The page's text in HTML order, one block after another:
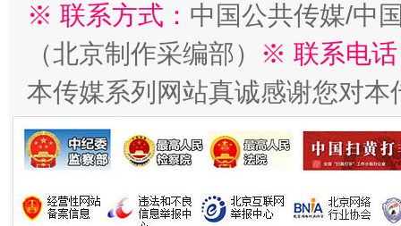
揭批美国五大"原罪" "炒
※ 联系方式： 中国公共传媒/中
（北京制作采编部）
※ 联系电
本传媒系列网站真诚感谢您对